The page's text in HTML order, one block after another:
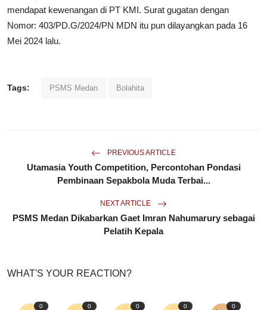
mendapat kewenangan di PT KMI. Surat gugatan dengan
Nomor: 403/PD.G/2024/PN MDN itu pun dilayangkan pada 16
Mei 2024 lalu.
Tags: PSMS Medan Bolahita
PREVIOUS ARTICLE
Utamasia Youth Competition, Percontohan Pondasi
Pembinaan Sepakbola Muda Terbai...
NEXT ARTICLE
PSMS Medan Dikabarkan Gaet Imran Nahumarury sebagai
Pelatih Kepala
WHAT'S YOUR REACTION?
0 0 0 0 0